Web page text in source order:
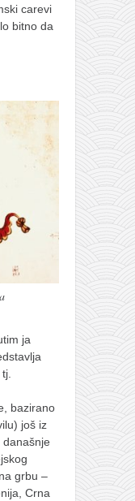
carevi
bitno da
ja
bazirano
još iz
grbu –
Crna